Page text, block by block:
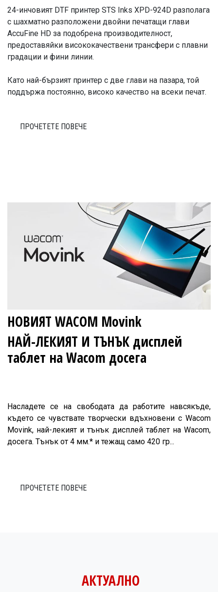
24-инчовият DTF принтер STS Inks XPD-924D разполага
с шахматно разположени двойни печатащи глави
AccuFine HD за подобрена производителност,
предоставяйки висококачествени трансфери с плавни
градации и фини линии.
Като най-бързият принтер с две глави на пазара, той
поддържа постоянно, високо качество на всеки печат.
ПРОЧЕТЕТЕ ПОВЕЧЕ
НОВИЯТ WACOM Movink
НАЙ-ЛЕКИЯТ И ТЪНЪК дисплей
таблет на Wacom досега
Насладете се на свободата да работите навсякъде,
където се чувствате творчески вдъхновени с Wacom
Movink, най-лекият и тънък дисплей таблет на Wacom,
досега. Тънък от 4 мм.* и тежащ само 420 гр...
ПРОЧЕТЕТЕ ПОВЕЧЕ
АКТУАЛНО